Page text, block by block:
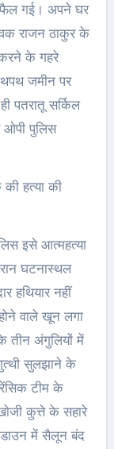
फैल गई। अपने घर
राजन ठाकुर के
करने के गहरे
जमीन पर
पतरातू सर्किल
ओपी पुलिस
हत्या की
इसे आत्महत्या
घटनास्थल
हथियार नहीं
वाले खून लगा
तीन अंगुलियों में
सुलझाने के
टीम के
कुत्ते के सहारे
में सैलून बंद